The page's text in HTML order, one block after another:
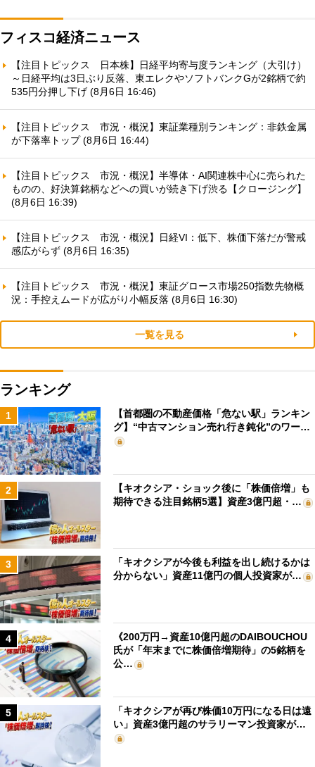
フィスコ経済ニュース
【注目トピックス 日本株】日経平均寄与度ランキング（大引け）
～日経平均は3日ぶり反落、東エレクやソフトバンクGが2銘柄で約
535円分押し下げ (8月6日 16:46)
【注目トピックス 市況・概況】東証業種別ランキング：非鉄金属
が下落率トップ (8月6日 16:44)
【注目トピックス 市況・概況】半導体・AI関連株中心に売られた
ものの、好決算銘柄などへの買いが続き下げ渋る【クロージング】
(8月6日 16:39)
【注目トピックス 市況・概況】日経VI：低下、株価下落だが警戒
感広がらず (8月6日 16:35)
【注目トピックス 市況・概況】東証グロース市場250指数先物概
況：手控えムードが広がり小幅反落 (8月6日 16:30)
一覧を見る
ランキング
1
【首都圏の不動産価格「危ない駅」ランキン
グ】“中古マンション売れ行き鈍化”のワー…
2
【キオクシア・ショック後に「株価倍増」も
期待できる注目銘柄5選】資産3億円超・…
3
「キオクシアが今後も利益を出し続けるかは
分からない」資産11億円の個人投資家が…
4
《200万円→資産10億円超のDAIBOUCHOU
氏が「年末までに株価倍増期待」の5銘柄を
公…
5
「キオクシアが再び株価10万円になる日は遠
い」資産3億円超のサラリーマン投資家が…